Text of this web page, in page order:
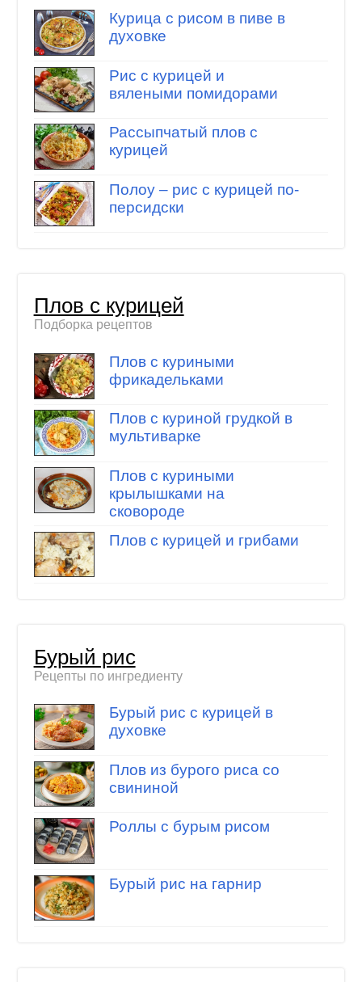
Курица с рисом в пиве в
духовке
Рис с курицей и
вялеными помидорами
Рассыпчатый плов с
курицей
Полоу – рис с курицей по-
персидски
Плов с курицей
Подборка рецептов
Плов с куриными
фрикадельками
Плов с куриной грудкой в
мультиварке
Плов с куриными
крылышками на
сковороде
Плов с курицей и грибами
Бурый рис
Рецепты по ингредиенту
Бурый рис с курицей в
духовке
Плов из бурого риса со
свининой
Роллы с бурым рисом
Бурый рис на гарнир